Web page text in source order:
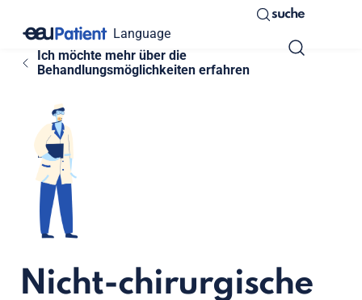
Language
suche
Ich möchte mehr über die
Behandlungsmöglichkeiten erfahren
Nicht-chirurgische